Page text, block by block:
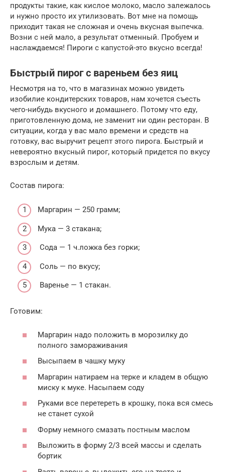
продукты такие, как кислое молоко, масло залежалось
и нужно просто их утилизовать. Вот мне на помощь
приходит такая не сложная и очень вкусная выпечка.
Возни с ней мало, а результат отменный. Пробуем и
наслаждаемся! Пироги с капустой-это вкусно всегда!
Быстрый пирог с вареньем без яиц
Несмотря на то, что в магазинах можно увидеть
изобилие кондитерских товаров, нам хочется съесть
чего-нибудь вкусного и домашнего. Потому что еду,
приготовленную дома, не заменит ни один ресторан. В
ситуации, когда у вас мало времени и средств на
готовку, вас выручит рецепт этого пирога. Быстрый и
невероятно вкусный пирог, который придется по вкусу
взрослым и детям.
Состав пирога:
Маргарин — 250 грамм;
Мука — 3 стакана;
Сода — 1 ч.ложка без горки;
Соль — по вкусу;
Варенье — 1 стакан.
Готовим:
Маргарин надо положить в морозилку до
полного замораживания
Высыпаем в чашку муку
Маргарин натираем на терке и кладем в общую
миску к муке. Насыпаем соду
Руками все перетереть в крошку, пока вся смесь
не станет сухой
Форму немного смазать постным маслом
Выложить в форму 2/3 всей массы и сделать
бортик